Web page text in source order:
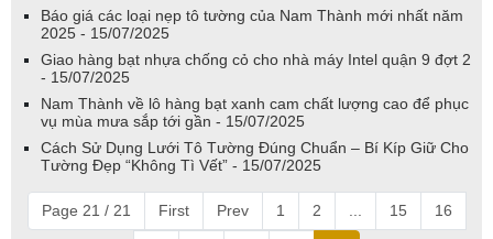
Báo giá các loại nẹp tô tường của Nam Thành mới nhất năm
2025 - 15/07/2025
Giao hàng bạt nhựa chống cỏ cho nhà máy Intel quận 9 đợt 2
- 15/07/2025
Nam Thành về lô hàng bạt xanh cam chất lượng cao để phục
vụ mùa mưa sắp tới gần - 15/07/2025
Cách Sử Dụng Lưới Tô Tường Đúng Chuẩn – Bí Kíp Giữ Cho
Tường Đẹp “Không Tì Vết” - 15/07/2025
Page 21 / 21 First Prev 1 2 ... 15 16